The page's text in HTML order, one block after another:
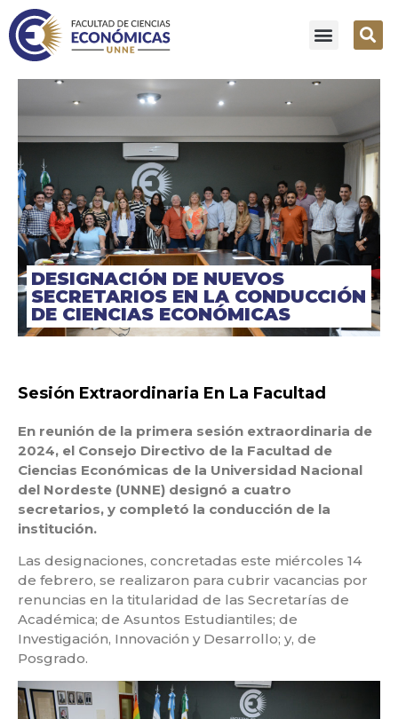
DESIGNACIÓN DE NUEVOS
SECRETARIOS EN LA CONDUCCIÓN
DE CIENCIAS ECONÓMICAS
Sesión Extraordinaria En La Facultad
En reunión de la primera sesión extraordinaria de
2024, el Consejo Directivo de la Facultad de
Ciencias Económicas de la Universidad Nacional
del Nordeste (UNNE) designó a cuatro
secretarios, y completó la conducción de la
institución.
Las designaciones, concretadas este miércoles 14
de febrero, se realizaron para cubrir vacancias por
renuncias en la titularidad de las Secretarías de
Académica; de Asuntos Estudiantiles; de
Investigación, Innovación y Desarrollo; y, de
Posgrado.